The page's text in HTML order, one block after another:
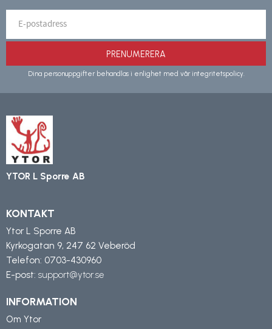
PRENUMERERA
Dina personuppgifter behandlas i enlighet med vår integritetspolicy.
YTOR L Sporre AB
KONTAKT
Ytor L Sporre AB
Kyrkogatan 9, 247 62 Veberöd
Telefon: 0703-430960
E-post: support@ytor.se
INFORMATION
Om Ytor